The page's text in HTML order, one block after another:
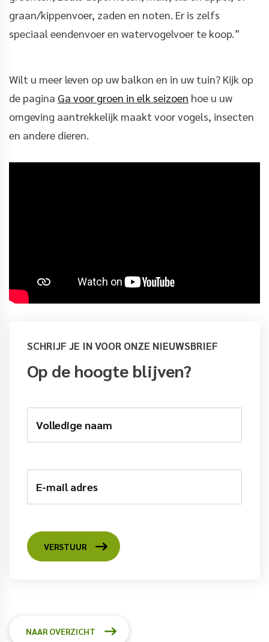
graan/kippenvoer, zaden en noten. Er is zelfs
speciaal eendenvoer en watervogelvoer te koop.”
Wilt u meer leven op uw balkon en in uw tuin? Kijk op
de pagina Ga voor groen in elk seizoen hoe u uw
omgeving aantrekkelijk maakt voor vogels, insecten
en andere dieren.
SCHRIJF JE IN VOOR ONZE NIEUWSBRIEF
Op de hoogte blijven?
Volledige naam
E-mail adres
VERSTUUR
NAAR OVERZICHT